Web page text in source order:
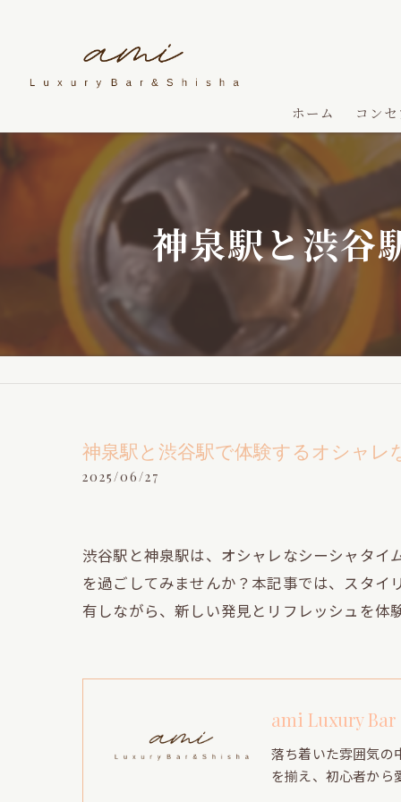
ホーム コン
神泉駅と渋谷
神泉駅と渋谷駅で体験するオシャ
2025/06/27
渋谷駅と神泉駅は、オシャレなシーシャタ
を過ごしてみませんか？本記事では、スタ
有しながら、新しい発見とリフレッシュを体
ami Luxury
落ち着いた雰囲気の
を揃え、初心者から